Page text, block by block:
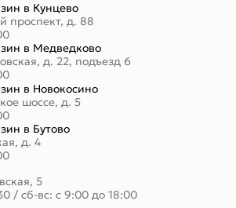
в Кунцево
проспект, д. 88
в Медведково
д. 22, подъезд 6
в Новокосино
шоссе, д. 5
в Бутово
д. 4
5
/ сб-вс: с 9:00 до 18:00